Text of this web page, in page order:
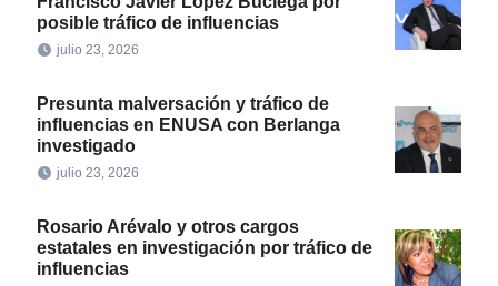
posible tráfico de influencias
julio 23, 2026
Presunta malversación y tráfico de
influencias en ENUSA con Berlanga
investigado
julio 23, 2026
Rosario Arévalo y otros cargos
estatales en investigación por tráfico de
influencias